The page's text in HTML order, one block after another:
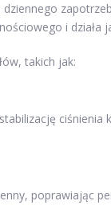
dziennego
i działa
takich jak:
ciśnienia
poprawiając